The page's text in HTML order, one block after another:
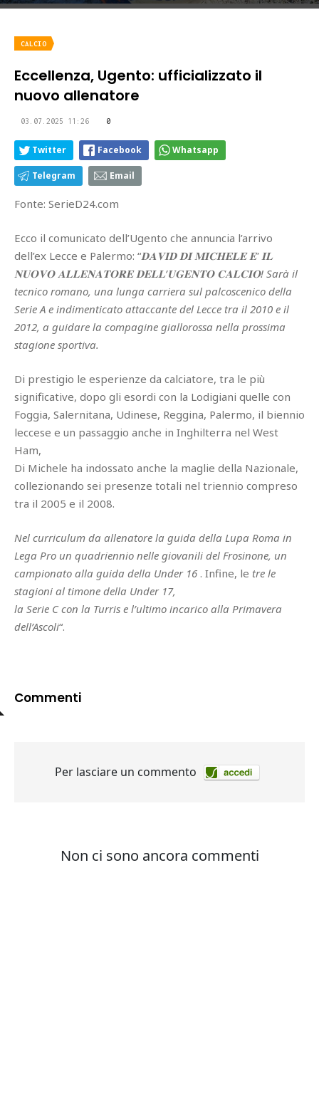
CALCIO
Eccellenza, Ugento: ufficializzato il
nuovo allenatore
03.07.2025 11:26 0
Twitter Facebook Whatsapp
Telegram Email
Fonte: SerieD24.com
Ecco il comunicato dell’Ugento che annuncia l’arrivo
dell’ex Lecce e Palermo: “𝐃𝐀𝐕𝐈𝐃 𝐃𝐈 𝐌𝐈𝐂𝐇𝐄𝐋𝐄 𝐄' 𝐈𝐋
𝐍𝐔𝐎𝐕𝐎 𝐀𝐋𝐋𝐄𝐍𝐀𝐓𝐎𝐑𝐄 𝐃𝐄𝐋𝐋’𝐔𝐆𝐄𝐍𝐓𝐎 𝐂𝐀𝐋𝐂𝐈𝐎! Sarà il
tecnico romano, una lunga carriera sul palcoscenico della
Serie A e indimenticato attaccante del Lecce tra il 2010 e il
2012, a guidare la compagine giallorossa nella prossima
stagione sportiva.
Di prestigio le esperienze da calciatore, tra le più
significative, dopo gli esordi con la Lodigiani quelle con
Foggia, Salernitana, Udinese, Reggina, Palermo, il biennio
leccese e un passaggio anche in Inghilterra nel West
Ham,
Di Michele ha indossato anche la maglie della Nazionale,
collezionando sei presenze totali nel triennio compreso
tra il 2005 e il 2008.
Nel curriculum da allenatore la guida della Lupa Roma in
Lega Pro un quadriennio nelle giovanili del Frosinone, un
campionato alla guida della Under 16 . Infine, le tre le
stagioni al timone della Under 17,
la Serie C con la Turris e l’ultimo incarico alla Primavera
dell’Ascoli“.
Commenti